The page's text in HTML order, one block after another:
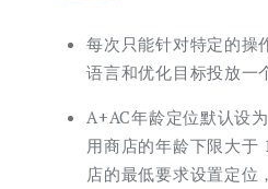
每次只能针对特定的操
语言和优化目标投放一
A+AC年龄定位默认设
用商店的年龄下限大于
店的最低要求设置定位